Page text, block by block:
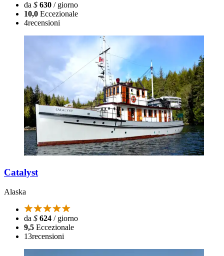
da $ 630 / giorno
10,0 Eccezionale
4recensioni
Catalyst
Alaska
da $ 624 / giorno
9,5 Eccezionale
13recensioni